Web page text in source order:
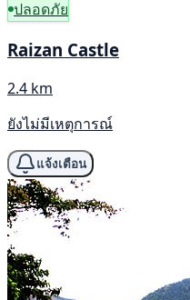
ปลอดภัย
Raizan Castle
2.4 km
ยังไม่มีเหตุการณ์
แจ้งเตือน